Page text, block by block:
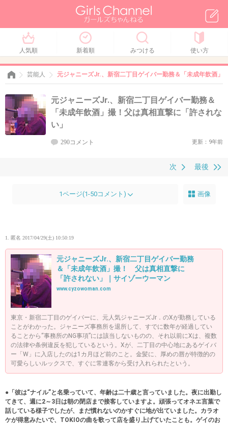
人気順 新着順 みつける 使い方
芸能人 元ジャニーズJr.、新宿二丁目ゲイバー勤務＆「未成年飲酒」
元ジャニーズJr.、新宿二丁目ゲイバー勤務＆
「未成年飲酒」撮！父は真相直撃に「許されな
い」
290コメント 更新：9年前
最後
次
1ページ(1-50コメント) 画像
1. 匿名 2017/04/29(土) 10:50:19
元ジャニーズJr.、新宿二丁目ゲイバー勤務
＆「未成年飲酒」撮！ 父は真相直撃に
「許されない」｜サイゾーウーマン
www.cyzowoman.com
東京・新宿二丁目のゲイバーに、元人気ジャニーズJr．のXが勤務している
ことがわかった。ジャニーズ事務所を退所して、すでに数年が経過してい
ることから“事務所のNG事項”には該当しないものの、それ以前にXは、複数
の法律や条例違反を犯しているという。Xが、二丁目の中心地にあるゲイバ
ー「W」に入店したのは1カ月ほど前のこと。金髪に、厚めの唇が特徴的の
可愛らしいルックスで、すぐに常連客から受け入れられたという。
●「彼は“ナイル”と名乗っていて、年齢は二十歳と言っていました。夜に出勤し
てきて、週に2～3日は朝の閉店まで接客していますよ。頑張ってオネエ言葉で
話している様子でしたが、まだ慣れないのかすぐに地が出ていました。カラオ
ケが得意みたいで、TOKIOの曲を歌って店を盛り上げていたことも。ゲイのお